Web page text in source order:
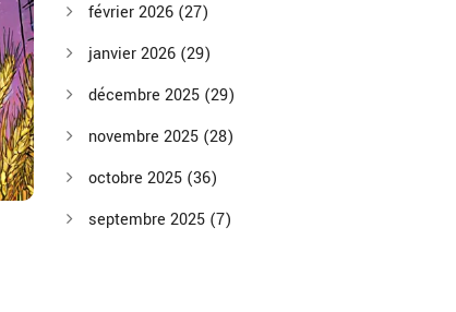
février 2026 (27)
janvier 2026 (29)
décembre 2025 (29)
novembre 2025 (28)
octobre 2025 (36)
septembre 2025 (7)